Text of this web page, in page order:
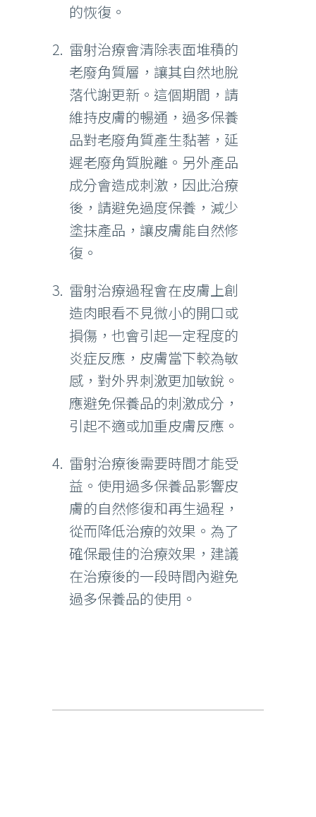
的恢復。
雷射治療會清除表面堆積的
老廢角質層，讓其自然地脫
落代謝更新。這個期間，請
維持皮膚的暢通，過多保養
品對老廢角質產生黏著，延
遲老廢角質脫離。另外產品
成分會造成刺激，因此治療
後，請避免過度保養，減少
塗抹產品，讓皮膚能自然修
復。
雷射治療過程會在皮膚上創
造肉眼看不見微小的開口或
損傷，也會引起一定程度的
炎症反應，皮膚當下較為敏
感，對外界刺激更加敏銳。
應避免保養品的刺激成分，
引起不適或加重皮膚反應。
雷射治療後需要時間才能受
益。使用過多保養品影響皮
膚的自然修復和再生過程，
從而降低治療的效果。為了
確保最佳的治療效果，建議
在治療後的一段時間內避免
過多保養品的使用。